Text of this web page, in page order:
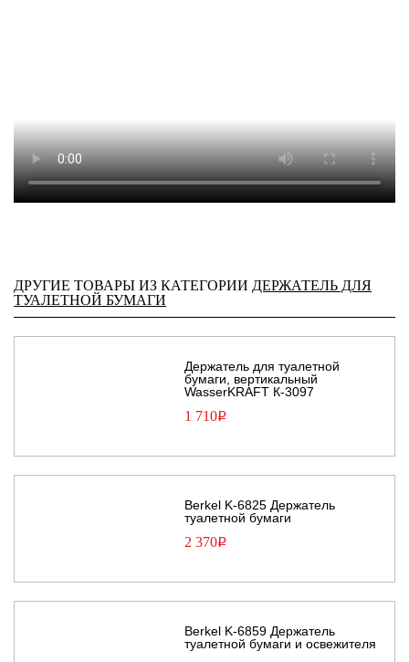
ДРУГИЕ ТОВАРЫ ИЗ КАТЕГОРИИ ДЕРЖАТЕЛЬ ДЛЯ
ТУАЛЕТНОЙ БУМАГИ
Держатель для туалетной
бумаги, вертикальный
WasserKRAFT К-3097
1 710Р
Berkel K-6825 Держатель
туалетной бумаги
2 370Р
Berkel K-6859 Держатель
туалетной бумаги и освежителя